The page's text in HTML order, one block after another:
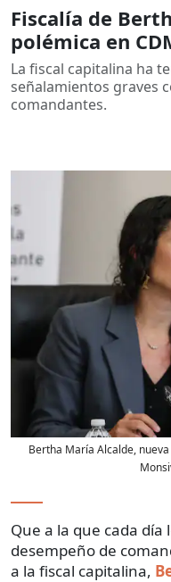
Fiscalía de
polémica en
La fiscal capitalina ha
señalamientos graves
comandantes.
Bertha María Alcalde,
Que a la que cada día
desempeño de
a la fiscal capitalina,